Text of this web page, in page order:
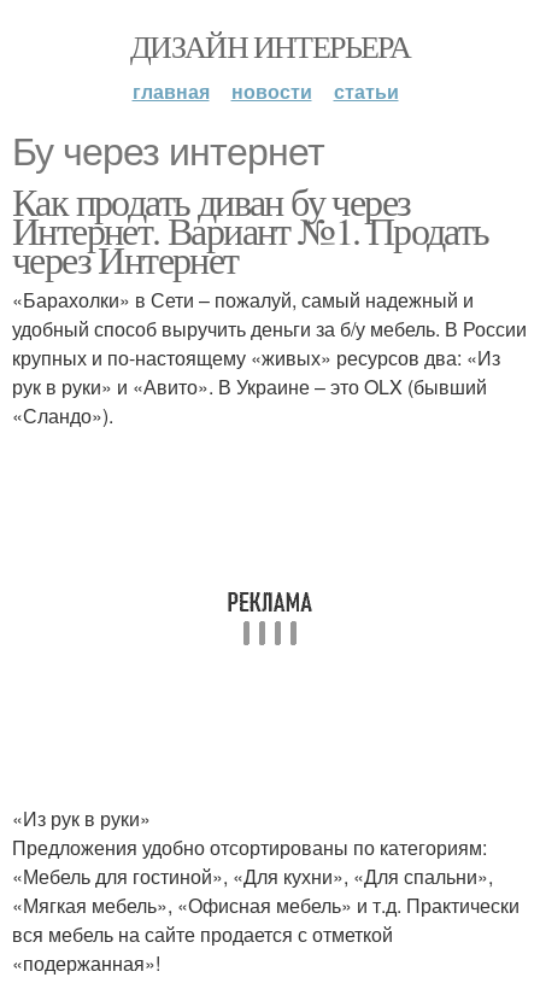
ДИЗАЙН ИНТЕРЬЕРА
главная новости статьи
Бу через интернет
Как продать диван бу через
Интернет. Вариант №1. Продать
через Интернет
«Барахолки» в Сети – пожалуй, самый надежный и
удобный способ выручить деньги за б/у мебель. В России
крупных и по-настоящему «живых» ресурсов два: «Из
рук в руки» и «Авито». В Украине – это OLX (бывший
«Сландо»).
«Из рук в руки»
Предложения удобно отсортированы по категориям:
«Мебель для гостиной», «Для кухни», «Для спальни»,
«Мягкая мебель», «Офисная мебель» и т.д. Практически
вся мебель на сайте продается с отметкой
«подержанная»!